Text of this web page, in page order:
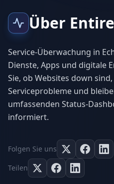
Über
Service-Überwachung in
Dienste, Apps und digitale
Sie, ob Websites down
Serviceprobleme und
umfassenden Status-
informiert.
Folgen Sie uns
Teilen